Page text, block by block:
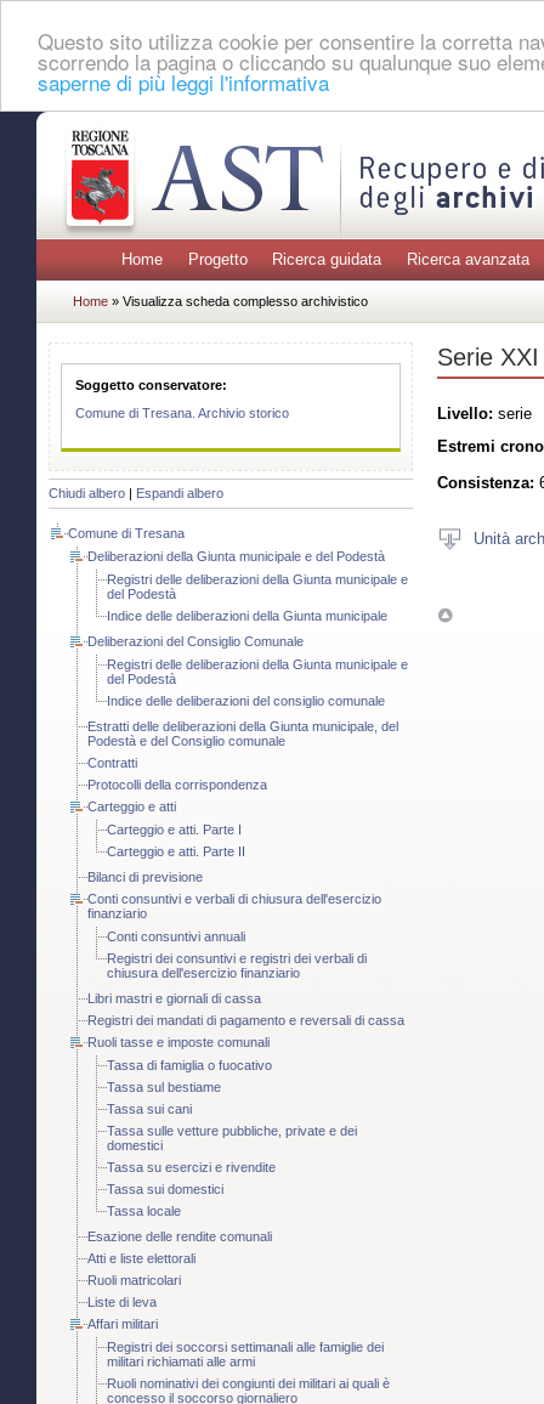
Questo sito utilizza cookie per consentire la corretta
scorrendo la pagina o cliccando su qualunque suo
saperne di più leggi l'informativa
Home Progetto Ricerca guidata Ricerca avanzata
Home » Visualizza scheda complesso archivistico
Soggetto conservatore:
Comune di Tresana. Archivio storico
Chiudi albero Espandi albero
Comune di Tresana
Deliberazioni della Giunta municipale e del Podestà
Registri delle deliberazioni della Giunta municipale e
del Podestà
Indice delle deliberazioni della Giunta municipale
Deliberazioni del Consiglio Comunale
Registri delle deliberazioni della Giunta municipale e
del Podestà
Indice delle deliberazioni del consiglio comunale
Estratti delle deliberazioni della Giunta municipale, del
Podestà e del Consiglio comunale
Contratti
Protocolli della corrispondenza
Carteggio e atti
Carteggio e atti. Parte I
Carteggio e atti. Parte II
Bilanci di previsione
Conti consuntivi e verbali di chiusura dell'esercizio
finanziario
Conti consuntivi annuali
Registri dei consuntivi e registri dei verbali di
chiusura dell'esercizio finanziario
Libri mastri e giornali di cassa
Registri dei mandati di pagamento e reversali di cassa
Ruoli tasse e imposte comunali
Tassa di famiglia o fuocativo
Tassa sul bestiame
Tassa sui cani
Tassa sulle vetture pubbliche, private e dei
domestici
Tassa su esercizi e rivendite
Tassa sui domestici
Tassa locale
Esazione delle rendite comunali
Atti e liste elettorali
Ruoli matricolari
Liste di leva
Affari militari
Registri dei soccorsi settimanali alle famiglie dei
militari richiamati alle armi
Ruoli nominativi dei congiunti dei militari ai quali è
concesso il soccorso giornaliero
Serie
Livello: serie
Estremi
Consistenza:
Unità